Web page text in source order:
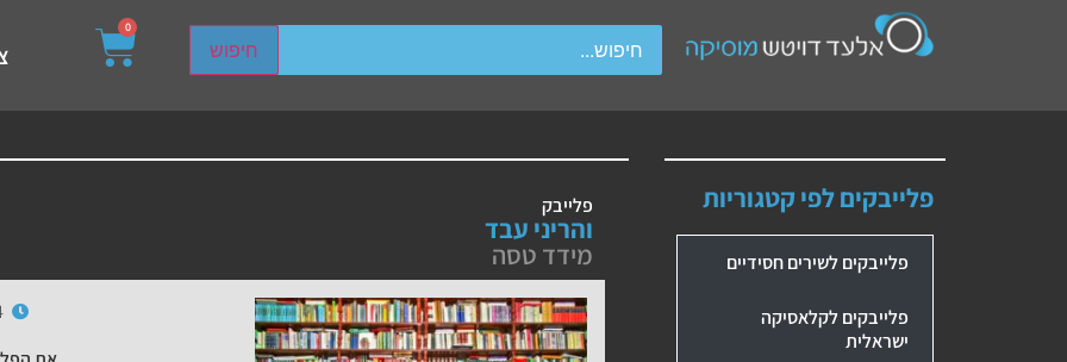
חיפוש
page. Touch device users, explore by touch or with swipe gestures.
0
פלייבקים לפי קטגוריות
פלייבקים לשירים חסידיים
פלייבקים לקלאסיקה
ישראלית
פלייבק
והריני עבד
מידד טסה